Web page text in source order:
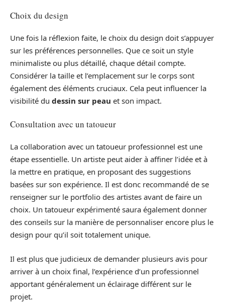
Choix du design
Une fois la réflexion faite, le choix du design doit s’appuyer
sur les préférences personnelles. Que ce soit un style
minimaliste ou plus détaillé, chaque détail compte.
Considérer la taille et l’emplacement sur le corps sont
également des éléments cruciaux. Cela peut influencer la
visibilité du dessin sur peau et son impact.
Consultation avec un tatoueur
La collaboration avec un tatoueur professionnel est une
étape essentielle. Un artiste peut aider à affiner l’idée et à
la mettre en pratique, en proposant des suggestions
basées sur son expérience. Il est donc recommandé de se
renseigner sur le portfolio des artistes avant de faire un
choix. Un tatoueur expérimenté saura également donner
des conseils sur la manière de personnaliser encore plus le
design pour qu’il soit totalement unique.
Il est plus que judicieux de demander plusieurs avis pour
arriver à un choix final, l’expérience d’un professionnel
apportant généralement un éclairage différent sur le
projet.